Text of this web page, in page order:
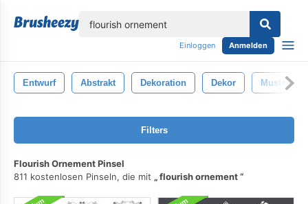
Einloggen Anmelden
Entwurf Abstrakt Dekoration Dekor Muster
Filters
Flourish Ornement Pinsel
811 kostenlosen Pinseln, die mit
flourish ornement